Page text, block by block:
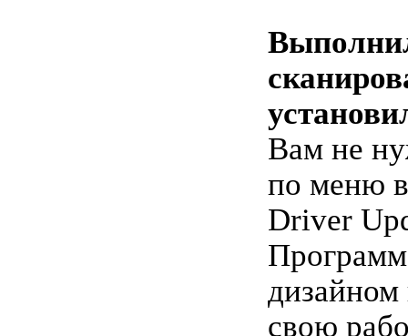
Вам не
по меню
Driver
свою